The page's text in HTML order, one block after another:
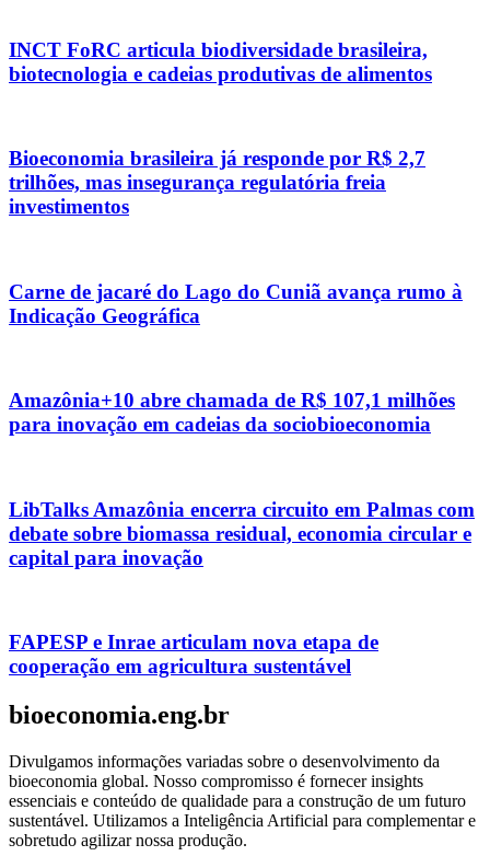
INCT FoRC articula biodiversidade brasileira,
biotecnologia e cadeias produtivas de alimentos
Bioeconomia brasileira já responde por R$ 2,7
trilhões, mas insegurança regulatória freia
investimentos
Carne de jacaré do Lago do Cuniã avança rumo à
Indicação Geográfica
Amazônia+10 abre chamada de R$ 107,1 milhões
para inovação em cadeias da sociobioeconomia
LibTalks Amazônia encerra circuito em Palmas com
debate sobre biomassa residual, economia circular e
capital para inovação
FAPESP e Inrae articulam nova etapa de
cooperação em agricultura sustentável
bioeconomia.eng.br
Divulgamos informações variadas sobre o desenvolvimento da
bioeconomia global. Nosso compromisso é fornecer insights
essenciais e conteúdo de qualidade para a construção de um futuro
sustentável. Utilizamos a Inteligência Artificial para complementar e
sobretudo agilizar nossa produção.